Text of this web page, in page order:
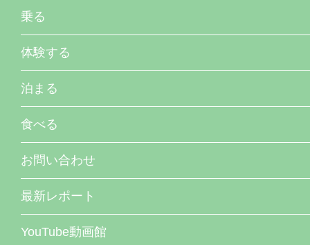
乗る
体験する
泊まる
食べる
お問い合わせ
最新レポート
YouTube動画館